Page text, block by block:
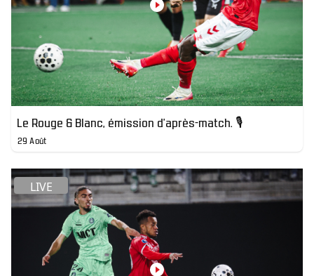
Le Rouge & Blanc, émission d'après-match. 🎙️
29 Août
LIVE